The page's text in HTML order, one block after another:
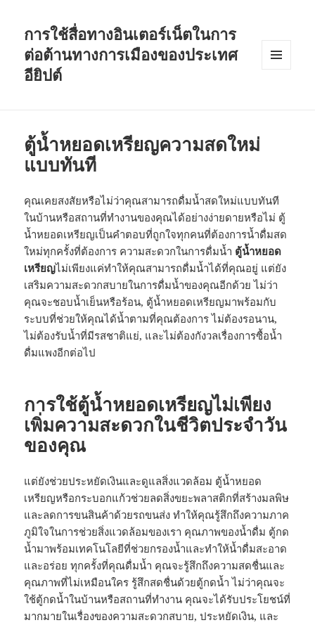
การใช้สื่อทางอินเตอร์เน็ตในการ
ต่อต้านทางการเมืองของประเทศ
อียิปต์
ตู้น้ำหยอดเหรียญความสดใหม่
แบบทันที
คุณเคยสงสัยหรือไม่ว่าคุณสามารถดื่มน้ำสดใหม่แบบทันที
ในบ้านหรือสถานที่ทำงานของคุณได้อย่างง่ายดายหรือไม่ ตู้
น้ำหยอดเหรียญเป็นคำตอบที่ถูกใจทุกคนที่ต้องการน้ำดื่มสด
ใหม่ทุกครั้งที่ต้องการ ความสะดวกในการดื่มน้ำ ตู้น้ำหยอด
เหรียญไม่เพียงแค่ทำให้คุณสามารถดื่มน้ำได้ที่คุณอยู่ แต่ยัง
เสริมความสะดวกสบายในการดื่มน้ำของคุณอีกด้วย ไม่ว่า
คุณจะชอบน้ำเย็นหรือร้อน, ตู้น้ำหยอดเหรียญมาพร้อมกับ
ระบบที่ช่วยให้คุณได้น้ำตามที่คุณต้องการ ไม่ต้องรอนาน,
ไม่ต้องรับน้ำที่มีรสชาติแย่, และไม่ต้องกังวลเรื่องการซื้อน้ำ
ดื่มแพงอีกต่อไป
การใช้ตู้น้ำหยอดเหรียญไม่เพียง
เพิ่มความสะดวกในชีวิตประจำวัน
ของคุณ
แต่ยังช่วยประหยัดเงินและดูแลสิ่งแวดล้อม ตู้น้ำหยอด
เหรียญหรือกระบอกแก้วช่วยลดสิ่งขยะพลาสติกที่สร้างมลพิษ
และลดการขนสินค้าด้วยรถขนส่ง ทำให้คุณรู้สึกถึงความภาค
ภูมิใจในการช่วยสิ่งแวดล้อมของเรา คุณภาพของน้ำดื่ม ตู้กด
น้ำมาพร้อมเทคโนโลยีที่ช่วยกรองน้ำและทำให้น้ำดื่มสะอาด
และอร่อย ทุกครั้งที่คุณดื่มน้ำ คุณจะรู้สึกถึงความสดชื่นและ
คุณภาพที่ไม่เหมือนใคร รู้สึกสดชื่นด้วยตู้กดน้ำ ไม่ว่าคุณจะ
ใช้ตู้กดน้ำในบ้านหรือสถานที่ทำงาน คุณจะได้รับประโยชน์ที่
มากมายในเรื่องของความสะดวกสบาย, ประหยัดเงิน, และ